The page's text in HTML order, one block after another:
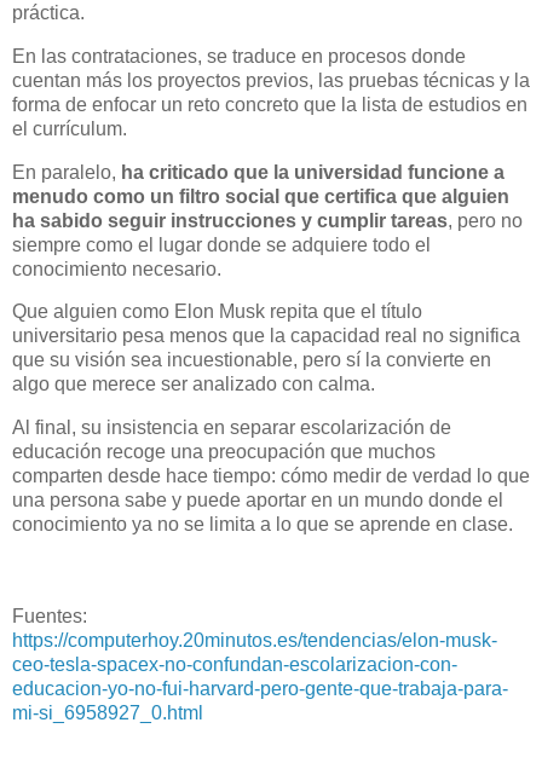
práctica.
En las contrataciones, se traduce en procesos donde
cuentan más los proyectos previos, las pruebas técnicas y la
forma de enfocar un reto concreto que la lista de estudios en
el currículum.
En paralelo, ha criticado que la universidad funcione a
menudo como un filtro social que certifica que alguien
ha sabido seguir instrucciones y cumplir tareas, pero no
siempre como el lugar donde se adquiere todo el
conocimiento necesario.
Que alguien como Elon Musk repita que el título
universitario pesa menos que la capacidad real no significa
que su visión sea incuestionable, pero sí la convierte en
algo que merece ser analizado con calma.
Al final, su insistencia en separar escolarización de
educación recoge una preocupación que muchos
comparten desde hace tiempo: cómo medir de verdad lo que
una persona sabe y puede aportar en un mundo donde el
conocimiento ya no se limita a lo que se aprende en clase.
Fuentes:
https://computerhoy.20minutos.es/tendencias/elon-musk-
ceo-tesla-spacex-no-confundan-escolarizacion-con-
educacion-yo-no-fui-harvard-pero-gente-que-trabaja-para-
mi-si_6958927_0.html